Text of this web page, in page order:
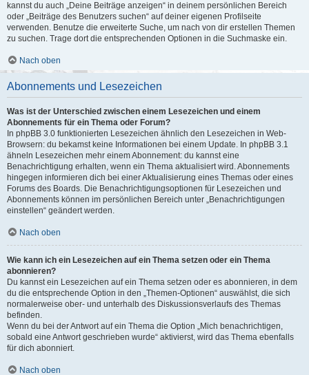
kannst du auch „Deine Beiträge anzeigen“ in deinem persönlichen Bereich
oder „Beiträge des Benutzers suchen“ auf deiner eigenen Profilseite
verwenden. Benutze die erweiterte Suche, um nach von dir erstellen Themen
zu suchen. Trage dort die entsprechenden Optionen in die Suchmaske ein.
Nach oben
Abonnements und Lesezeichen
Was ist der Unterschied zwischen einem Lesezeichen und einem
Abonnements für ein Thema oder Forum?
In phpBB 3.0 funktionierten Lesezeichen ähnlich den Lesezeichen in Web-
Browsern: du bekamst keine Informationen bei einem Update. In phpBB 3.1
ähneln Lesezeichen mehr einem Abonnement: du kannst eine
Benachrichtigung erhalten, wenn ein Thema aktualisiert wird. Abonnements
hingegen informieren dich bei einer Aktualisierung eines Themas oder eines
Forums des Boards. Die Benachrichtigungsoptionen für Lesezeichen und
Abonnements können im persönlichen Bereich unter „Benachrichtigungen
einstellen“ geändert werden.
Nach oben
Wie kann ich ein Lesezeichen auf ein Thema setzen oder ein Thema
abonnieren?
Du kannst ein Lesezeichen auf ein Thema setzen oder es abonnieren, in dem
du die entsprechende Option in den „Themen-Optionen“ auswählst, die sich
normalerweise ober- und unterhalb des Diskussionsverlaufs des Themas
befinden.
Wenn du bei der Antwort auf ein Thema die Option „Mich benachrichtigen,
sobald eine Antwort geschrieben wurde“ aktivierst, wird das Thema ebenfalls
für dich abonniert.
Nach oben